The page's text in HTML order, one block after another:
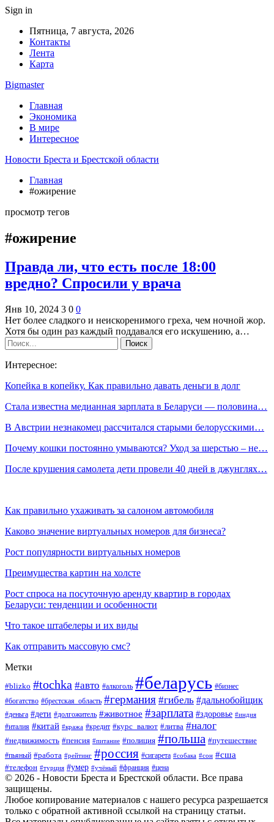
Sign in
Пятница, 7 августа, 2026
Контакты
Лента
Карта
Bigmaster
Главная
Экономика
В мире
Интересное
Новости Бреста и Брестской области
Главная
#ожирение
просмотр тегов
#ожирение
Правда ли, что есть после 18:00
вредно? Спросили у врача
Янв 10, 2024 3 0 0
Нет более сладкого и неискоренимого греха, чем ночной жор.
Хотя бы один раз каждый поддавался его искушению, а…
Интересное:
Копейка в копейку. Как правильно давать деньги в долг
Стала известна медианная зарплата в Беларуси — половина…
В Австрии незнакомец рассчитался старыми белорусскими…
Почему кошки постоянно умываются? Уход за шерстью – не…
После крушения самолета дети провели 40 дней в джунглях…
Как правильно ухаживать за салоном автомобиля
Каково значение виртуальных номеров для бизнеса?
Рост популярности виртуальных номеров
Преимущества картин на холсте
Рост спроса на посуточную аренду квартир в городах
Беларуси: тенденции и особенности
Что такое штабелеры и их виды
Как отправить массовую смс?
Метки
#blizko #tochka #авто #алкоголь #беларусь #бизнес
#богатство #брестская_область #германия #гибель #дальнобойщик
#деньга #дети #долгожитель #животное #зарплата #здоровье #индия
#италия #китай #кража #кредит #курс_валют #литва #налог
#недвижимость #пенсия #питание #полиция #польша #путешествие
#пьяный #работа #рейтинг #россия #сигарета #собака #сон #сша
#телефон #турция #умер #учёный #франция #цена
© 2026 - Новости Бреста и Брестской области. Все права
защищены.
Любое копирование материалов с нашего ресурса разрешается
только с обратной активной ссылкой на страницу статьи.